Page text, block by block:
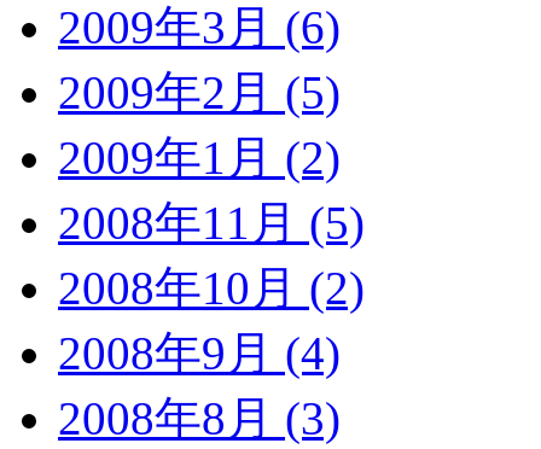
2009年3月 (6)
2009年2月 (5)
2009年1月 (2)
2008年11月 (5)
2008年10月 (2)
2008年9月 (4)
2008年8月 (3)